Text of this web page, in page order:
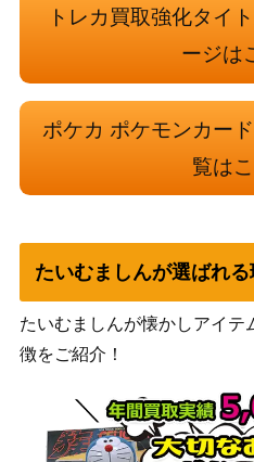
（006/016 乱）
そ
基本炎エネルギー（UR）
【S8 129/100】
ソ
ツ
ブラッキーV（SR)【S6a 0
ソ
（
（HR)【s6H 084/070】
（
基本闘エネルギー（UR）
【SM2L 062/050 】
サ
（
タロ（SAR）【SV7 131/1
ス
（
ゲンシカイオーガEX（S
R）【XY5 073/070】
XY
（
トレカ買取強化タイ
ージは
ポケカ ポケモンカー
覧は
たいむましんが選ばれる
たいむましんが懐かしアイテ
徴をご紹介！